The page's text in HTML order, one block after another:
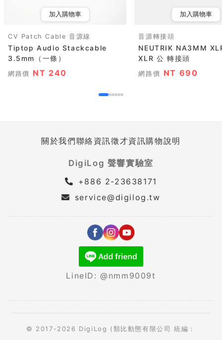
加入購物車
CV Patch Cable 音源線
Tiptop Audio Stackcable
3.5mm（一條）
網路價 NT 240
加入購物車
音源轉接頭
NEUTRIK NA3MM XLR 公 轉
XLR 公 轉接頭
網路價 NT 690
關於我們聯絡資訊徵才資訊購物說明
DigiLog 聲響實驗室
+886 2-23638171
service@digilog.tw
LineID: @nmm9009t
© 2017-2026 DigiLog (類比動態有限公司 統編：